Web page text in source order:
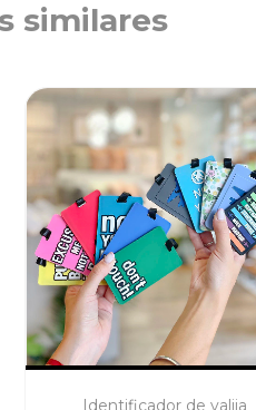
similares
Identificador de valija